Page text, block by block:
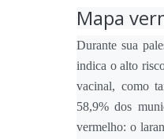
Mapa
Durante sua
indica o alto
vacinal, como
58,9% dos
vermelho: o